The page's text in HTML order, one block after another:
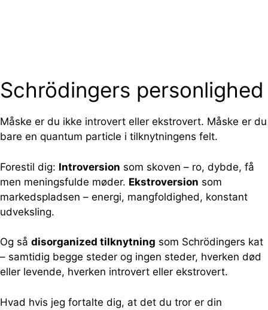
Schrödingers personlighed
Måske er du ikke introvert eller ekstrovert. Måske er du
bare en quantum particle i tilknytningens felt.
Forestil dig: Introversion som skoven – ro, dybde, få
men meningsfulde møder. Ekstroversion som
markedspladsen – energi, mangfoldighed, konstant
udveksling.
Og så disorganized tilknytning som Schrödingers kat
– samtidig begge steder og ingen steder, hverken død
eller levende, hverken introvert eller ekstrovert.
Hvad hvis jeg fortalte dig, at det du tror er din